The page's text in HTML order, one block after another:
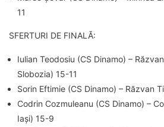
11
SFERTURI DE FINALĂ:
Iulian Teodosiu (CS Dinamo) –
Slobozia) 15-11
Sorin Eftimie (CS Dinamo) – Răzvan
Codrin Cozmuleanu (CS Dinamo) –
Iași) 15-9